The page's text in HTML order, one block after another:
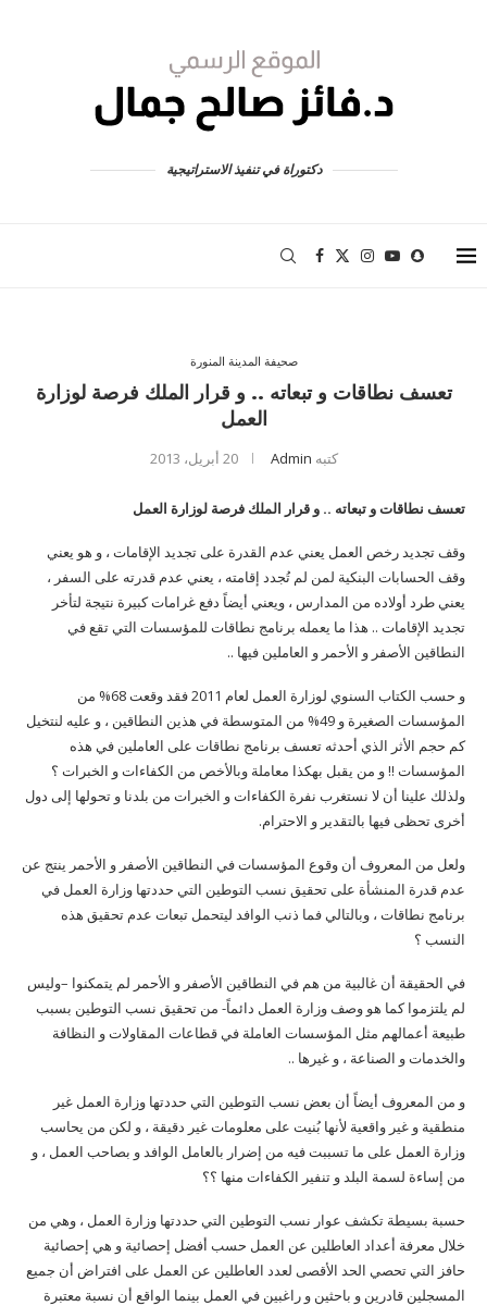
دكتوراة في تنفيذ الاستراتيجية
صحيفة المدينة المنورة
تعسف نطاقات و تبعاته .. و قرار الملك فرصة لوزارة
العمل
كتبه Admin 20 أبريل، 2013
تعسف نطاقات و تبعاته .. و قرار الملك فرصة لوزارة العمل
وقف تجديد رخص العمل يعني عدم القدرة على تجديد الإقامات ، و هو يعني
وقف الحسابات البنكية لمن لم تُجدد إقامته ، يعني عدم قدرته على السفر ،
يعني طرد أولاده من المدارس ، ويعني أيضاً دفع غرامات كبيرة نتيجة لتأخر
تجديد الإقامات .. هذا ما يعمله برنامج نطاقات للمؤسسات التي تقع في
النطاقين الأصفر و الأحمر و العاملين فيها ..
و حسب الكتاب السنوي لوزارة العمل لعام 2011 فقد وقعت 68% من
المؤسسات الصغيرة و 49% من المتوسطة في هذين النطاقين ، و عليه لنتخيل
كم حجم الأثر الذي أحدثه تعسف برنامج نطاقات على العاملين في هذه
المؤسسات !! و من يقبل بهكذا معاملة وبالأخص من الكفاءات و الخبرات ؟
ولذلك علينا أن لا نستغرب نفرة الكفاءات و الخبرات من بلدنا و تحولها إلى دول
أخرى تحظى فيها بالتقدير و الاحترام.
ولعل من المعروف أن وقوع المؤسسات في النطاقين الأصفر و الأحمر ينتج عن
عدم قدرة المنشأة على تحقيق نسب التوطين التي حددتها وزارة العمل في
برنامج نطاقات ، وبالتالي فما ذنب الوافد ليتحمل تبعات عدم تحقيق هذه
النسب ؟
في الحقيقة أن غالبية من هم في النطاقين الأصفر و الأحمر لم يتمكنوا –وليس
لم يلتزموا كما هو وصف وزارة العمل دائماً- من تحقيق نسب التوطين بسبب
طبيعة أعمالهم مثل المؤسسات العاملة في قطاعات المقاولات و النظافة
والخدمات و الصناعة ، و غيرها ..
و من المعروف أيضاً أن بعض نسب التوطين التي حددتها وزارة العمل غير
منطقية و غير واقعية لأنها بُنيت على معلومات غير دقيقة ، و لكن من يحاسب
وزارة العمل على ما تسببت فيه من إضرار بالعامل الوافد و بصاحب العمل ، و
من إساءة لسمة البلد و تنفير الكفاءات منها ؟؟
حسبة بسيطة تكشف عوار نسب التوطين التي حددتها وزارة العمل ، وهي من
خلال معرفة أعداد العاطلين عن العمل حسب أفضل إحصائية و هي إحصائية
حافز التي تحصي الحد الأقصى لعدد العاطلين عن العمل على افتراض أن جميع
المسجلين قادرين و باحثين و راغبين في العمل بينما الواقع أن نسبة معتبرة